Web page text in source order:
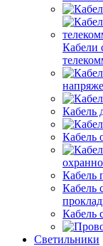
Кабели
Кабель
Кабель
Кабель
Кабель
Кабель
Светильники